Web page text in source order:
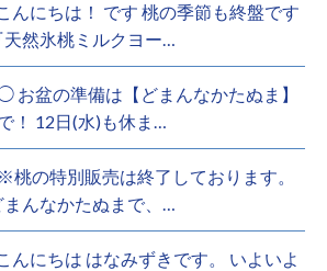
んにちは！ です 桃の季節も終盤です
天然氷桃ミルクヨー…
お盆の準備は【どまんなかたぬま】
！ 12日(水)も休ま…
の特別販売は終了しております。
まんなかたぬまで、…
んにちは はなみずきです。 いよいよ